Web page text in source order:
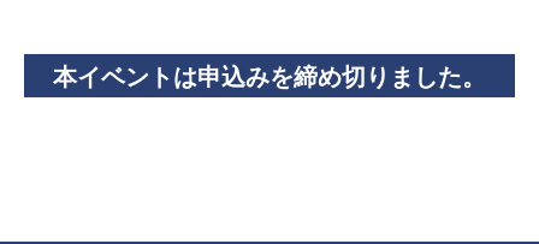
本イベントは申込みを締め切りました。